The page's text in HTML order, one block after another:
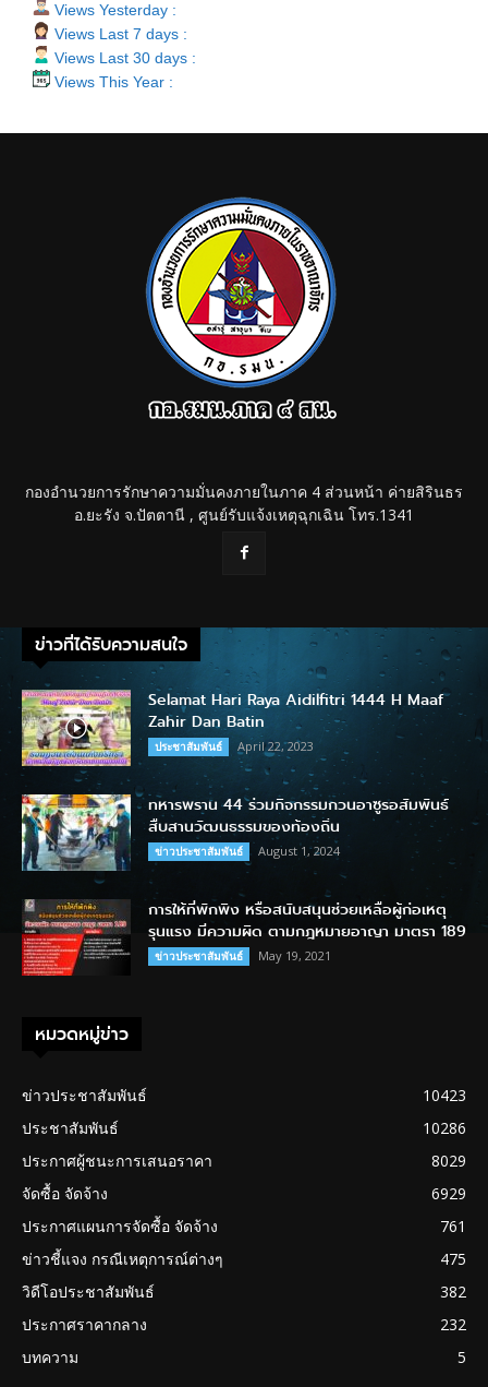
Views Yesterday :
Views Last 7 days :
Views Last 30 days :
Views This Year :
กองอำนวยการรักษาความมั่นคงภายในภาค 4 ส่วนหน้า ค่ายสิรินธร
อ.ยะรัง จ.ปัตตานี , ศูนย์รับแจ้งเหตุฉุกเฉิน โทร.1341
ข่าวที่ได้รับความสนใจ
Selamat Hari Raya Aidilfitri 1444 H Maaf
Zahir Dan Batin
ประชาสัมพันธ์ April 22, 2023
ทหารพราน 44 ร่วมกิจกรรมกวนอาซูรอสัมพันธ์
สืบสานวัฒนธรรมของท้องถิ่น
ข่าวประชาสัมพันธ์ August 1, 2024
การให้ที่พักพิง หรือสนับสนุนช่วยเหลือผู้ก่อเหตุ
รุนแรง มีความผิด ตามกฎหมายอาญา มาตรา 189
ข่าวประชาสัมพันธ์ May 19, 2021
หมวดหมู่ข่าว
ข่าวประชาสัมพันธ์
10423
ประชาสัมพันธ์
10286
ประกาศผู้ชนะการเสนอราคา
8029
จัดซื้อ จัดจ้าง
6929
ประกาศแผนการจัดซื้อ จัดจ้าง
761
ข่าวชี้แจง กรณีเหตุการณ์ต่างๆ
475
วิดีโอประชาสัมพันธ์
382
ประกาศราคากลาง
232
บทความ
5